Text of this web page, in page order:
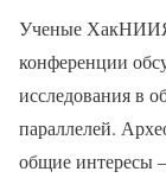
Ученые
конференции
исследования в
параллелей.
общие интересы